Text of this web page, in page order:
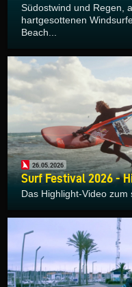
Südostwind und Regen,
hartgesottenen
Beach...
26.05.2026
Surf Festival 2026 -
Das Highlight-Video